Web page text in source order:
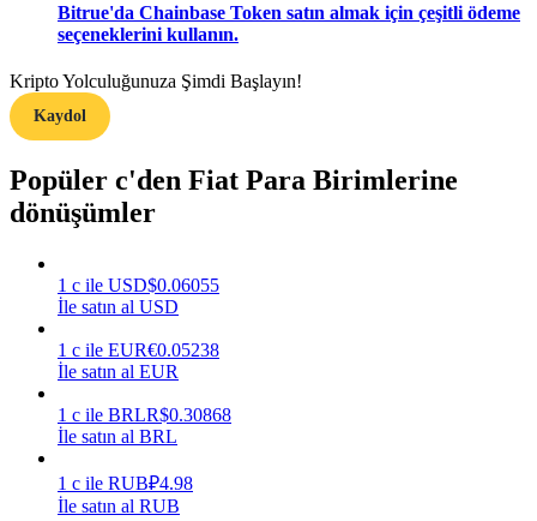
Ticaret stratejileri
Kazan
Power Piggy
Bitrue'da Chainbase Token satın almak için çeşitli ödeme
seçeneklerini kullanın.
Kripto Yolculuğunuza Şimdi Başlayın!
Kaydol
Popüler c'den Fiat Para Birimlerine
dönüşümler
1 c ile USD$0.06055
İle satın al USD
1 c ile EUR€0.05238
İle satın al EUR
1 c ile BRLR$0.30868
İle satın al BRL
1 c ile RUB₽4.98
İle satın al RUB